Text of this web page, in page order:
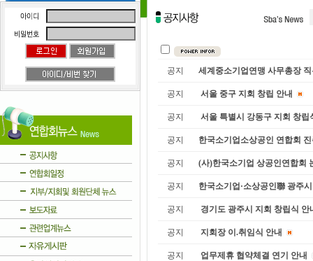
공지 세계중소기업연맹 사무총장
공지 서울 중구 지회 창립 안내
공지 서울 특별시 강동구 지회 창립
공지 한국소기업소상공인 연합회
공지 (사)한국소기업 상공인연합회
공지 한국소기업·소상공인聯 광주
공지 경기도 광주시 지회 창립식 안
공지 지회장 이.취임식 안내
공지 업무제휴 협약체결 연기 안내